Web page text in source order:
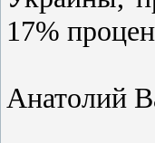
17%
Анатолий